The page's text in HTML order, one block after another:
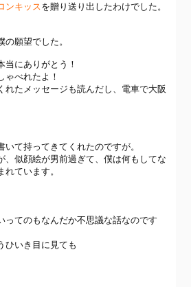
ンキッスを贈り送り出したわけでした。
願望でした。
当にありがとう！
ゃべれたよ！
れたメッセージも読んだし、電車で大阪
いて持ってきてくれたのですが。
、似顔絵が男前過ぎて、僕は何もしてな
ています。
ってのもなんだか不思議な話なのです
ひいき目に見ても